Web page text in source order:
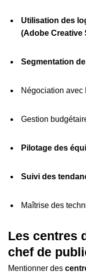
Utilisation des
(Adobe Creative
Segmentation
Négociation avec
Gestion
Pilotage des
Suivi des
Maîtrise des
Les centres
chef de
Mentionner des